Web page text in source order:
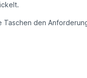
Taschen den